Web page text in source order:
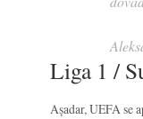
Liga 1 /
Așadar, UEFA se